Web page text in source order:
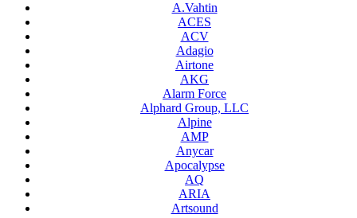
A.Vahtin
ACES
ACV
Adagio
Airtone
AKG
Alarm Force
Alphard Group, LLC
Alpine
AMP
Anycar
Apocalypse
AQ
ARIA
Artsound